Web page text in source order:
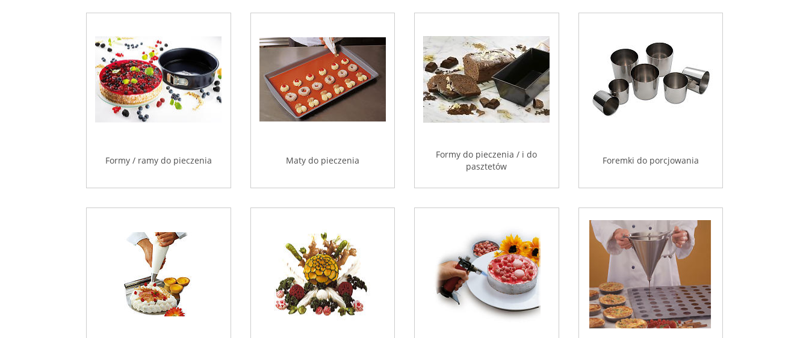
Formy / ramy do pieczenia Maty do pieczenia
Formy do pieczenia / i do
pasztetów
Foremki do porcjowania